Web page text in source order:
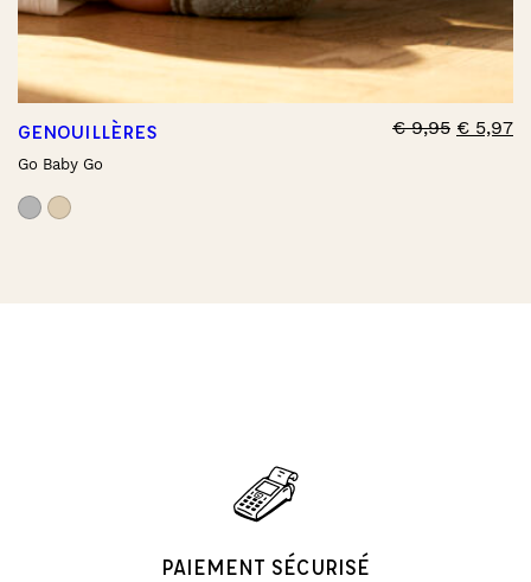
GENOUILLÈRES
Go Baby Go
€9,95 € 5,97
PAIEMENT SÉCURISÉ